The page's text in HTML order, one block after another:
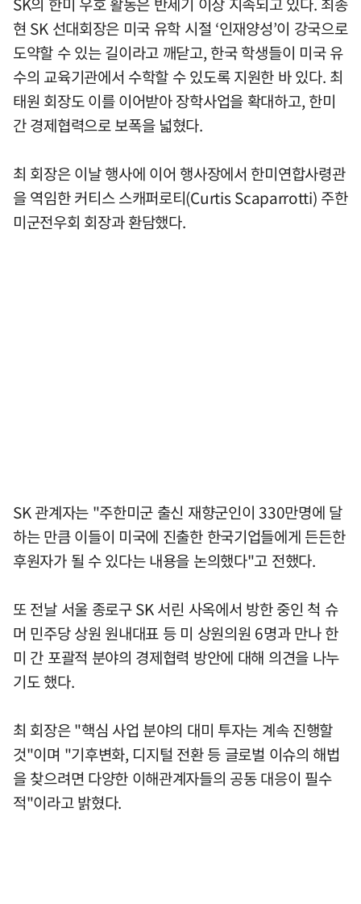
현 SK 선대회장은 미국 유학 시절 ‘인재양성’이 강국으로
도약할 수 있는 길이라고 깨닫고, 한국 학생들이 미국 유
수의 교육기관에서 수학할 수 있도록 지원한 바 있다. 최
태원 회장도 이를 이어받아 장학사업을 확대하고, 한미
간 경제협력으로 보폭을 넓혔다.
최 회장은 이날 행사에 이어 행사장에서 한미연합사령관
을 역임한 커티스 스캐퍼로티(Curtis Scaparrotti) 주한
미군전우회 회장과 환담했다.
SK 관계자는 "주한미군 출신 재향군인이 330만명에 달
하는 만큼 이들이 미국에 진출한 한국기업들에게 든든한
후원자가 될 수 있다는 내용을 논의했다"고 전했다.
또 전날 서울 종로구 SK 서린 사옥에서 방한 중인 척 슈
머 민주당 상원 원내대표 등 미 상원의원 6명과 만나 한
미 간 포괄적 분야의 경제협력 방안에 대해 의견을 나누
기도 했다.
최 회장은 "핵심 사업 분야의 대미 투자는 계속 진행할
것"이며 "기후변화, 디지털 전환 등 글로벌 이슈의 해법
을 찾으려면 다양한 이해관계자들의 공동 대응이 필수
적"이라고 밝혔다.